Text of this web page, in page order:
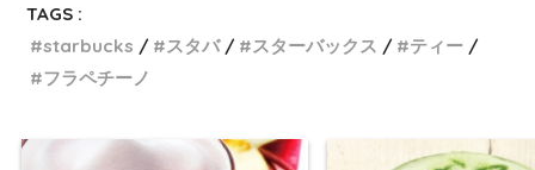
TAGS :
starbucks
スタバ スターバックス
ティー
フラペチーノ